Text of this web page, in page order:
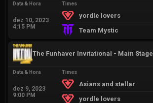
Data & Hora
dez 10, 2023
4:15 PM
Times
yordle lovers
Team Mystic
The Funhaver Invitational - Main Stage
Data & Hora
dez 9, 2023
9:00 PM
Times
Asians and stellar
yordle lovers